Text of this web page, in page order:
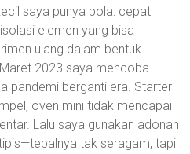
saya punya pola: cepat
elemen yang bisa
ulang dalam bentuk
2023 saya mencoba
pandemi berganti era. Starter
oven mini tidak mencapai
Lalu saya gunakan adonan
tak seragam, tapi